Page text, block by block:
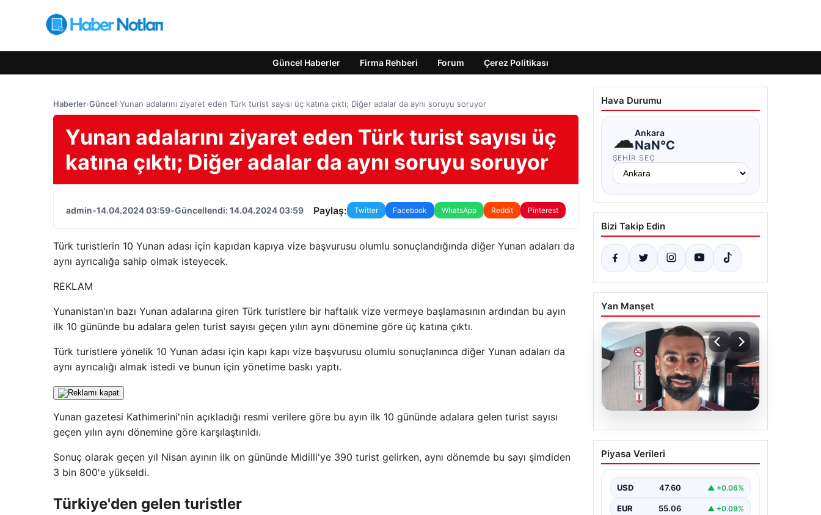
Güncel Haberler Firma Rehberi Forum Çerez Politikası
Haberler›Güncel›Yunan adalarını ziyaret eden Türk turist sayısı üç katına çıktı; Diğer adalar da aynı soruyu soruyor
Yunan adalarını ziyaret eden Türk turist sayısı üç
katına çıktı; Diğer adalar da aynı soruyu soruyor
admin•14.04.2024 03:59•Güncellendi: 14.04.2024 03:59 Paylaş: Twitter Facebook WhatsApp Reddit Pinterest
Türk turistlerin 10 Yunan adası için kapıdan kapıya vize başvurusu olumlu sonuçlandığında diğer Yunan adaları da
aynı ayrıcalığa sahip olmak isteyecek.
REKLAM
Yunanistan'ın bazı Yunan adalarına giren Türk turistlere bir haftalık vize vermeye başlamasının ardından bu ayın
ilk 10 gününde bu adalara gelen turist sayısı geçen yılın aynı dönemine göre üç katına çıktı.
Türk turistlere yönelik 10 Yunan adası için kapı kapı vize başvurusu olumlu sonuçlanınca diğer Yunan adaları da
aynı ayrıcalığı almak istedi ve bunun için yönetime baskı yaptı.
Yunan gazetesi Kathimerini'nin açıkladığı resmi verilere göre bu ayın ilk 10 gününde adalara gelen turist sayısı
geçen yılın aynı dönemine göre karşılaştırıldı.
Sonuç olarak geçen yıl Nisan ayının ilk on gününde Midilli'ye 390 turist gelirken, aynı dönemde bu sayı şimdiden
3 bin 800'e yükseldi.
Türkiye'den gelen turistler
Hava Durumu
☁Ankara
NaN°C
ŞEHIR SEÇ
Bizi Takip Edin
Yan Manşet
05.08.2026
Trabzonspor’un Yeni
Yıldızı Salah, İstanbul’a
Trabzonspor’un merakla beklenen
iniş yaptı. Havalimanında basın
Piyasa Verileri
USD 47.60 ▲ +0.06%
EUR 55.06 ▲ +0.09%